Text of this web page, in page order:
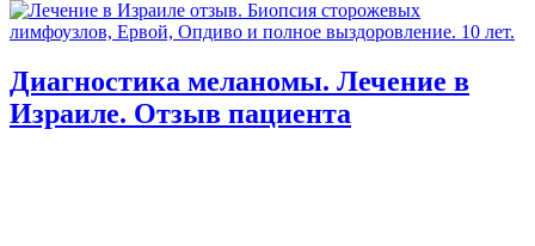
Диагностика меланомы. Лечение в
Израиле. Отзыв пациента